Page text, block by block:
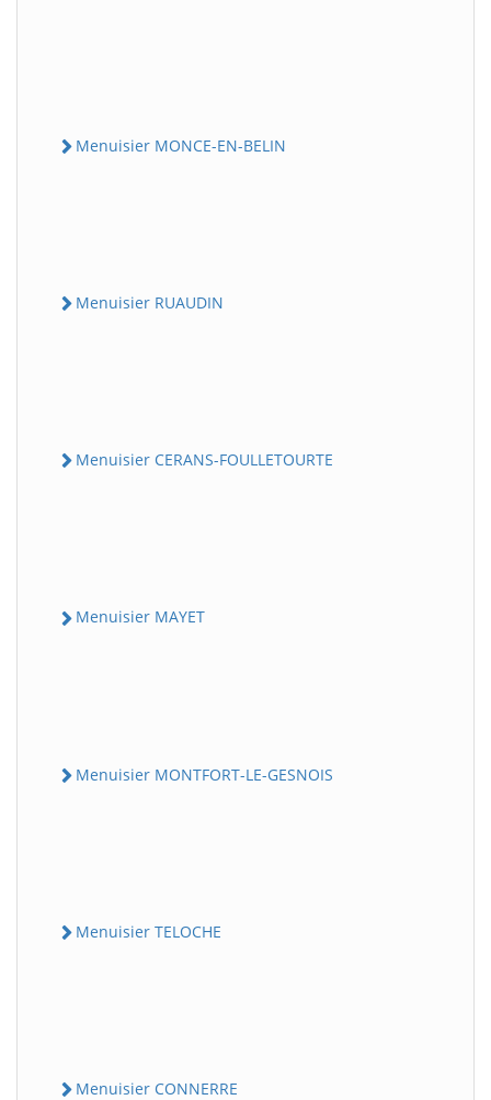
Menuisier MONCE-EN-BELIN
Menuisier RUAUDIN
Menuisier CERANS-FOULLETOURTE
Menuisier MAYET
Menuisier MONTFORT-LE-GESNOIS
Menuisier TELOCHE
Menuisier CONNERRE